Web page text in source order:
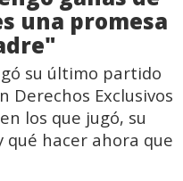
una promesa
su último partido
Derechos Exclusivos
los que jugó, su
qué hacer ahora que